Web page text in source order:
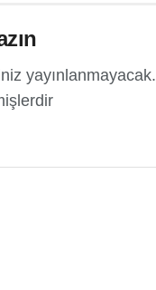
yayınlanmayacak.